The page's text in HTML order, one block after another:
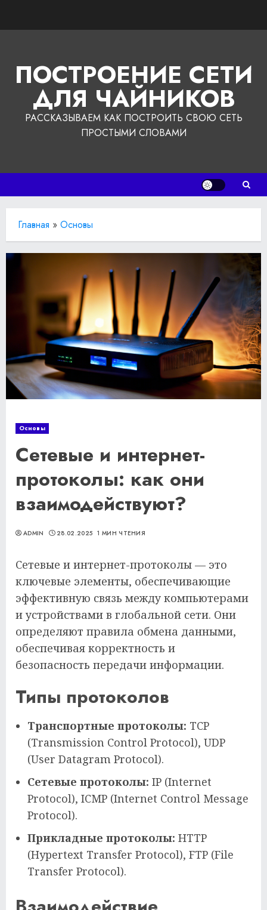
ПОСТРОЕНИЕ СЕТИ
ДЛЯ ЧАЙНИКОВ
РАССКАЗЫВАЕМ КАК ПОСТРОИТЬ СВОЮ СЕТЬ
ПРОСТЫМИ СЛОВАМИ
Главная » Основы
Основы
Сетевые и интернет-
протоколы: как они
взаимодействуют?
ADMIN 28.02.2025 1 МИН ЧТЕНИЯ
Сетевые и интернет-протоколы — это
ключевые элементы, обеспечивающие
эффективную связь между компьютерами
и устройствами в глобальной сети. Они
определяют правила обмена данными,
обеспечивая корректность и
безопасность передачи информации.
Типы протоколов
Транспортные протоколы: TCP
(Transmission Control Protocol), UDP
(User Datagram Protocol).
Сетевые протоколы: IP (Internet
Protocol), ICMP (Internet Control Message
Protocol).
Прикладные протоколы: HTTP
(Hypertext Transfer Protocol), FTP (File
Transfer Protocol).